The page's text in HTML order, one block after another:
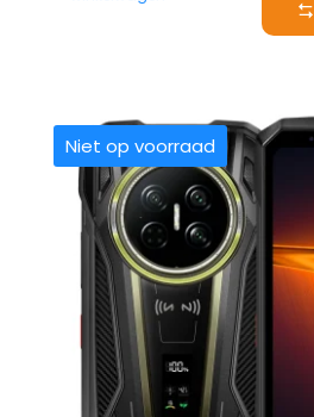
Niet op voorraad